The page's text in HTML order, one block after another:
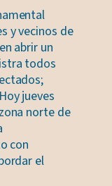
y vecinos de
abrir un
todos
jueves
norte de
con
el